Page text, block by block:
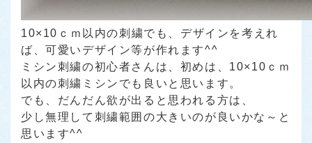
10×10ｃｍ以内の刺繍でも、デザインを考えれ
ば、可愛いデザイン等が作れます^^
ミシン刺繍の初心者さんは、初めは、10×10ｃｍ
以内の刺繍ミシンでも良いと思います。
でも、だんだん欲が出ると思われる方は、
少し無理して刺繍範囲の大きいのが良いかな～と
思います^^